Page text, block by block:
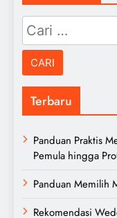
Cari
untuk:
Terbaru
Panduan Praktis
Pemula hingga
Panduan Memilih
Rekomendasi